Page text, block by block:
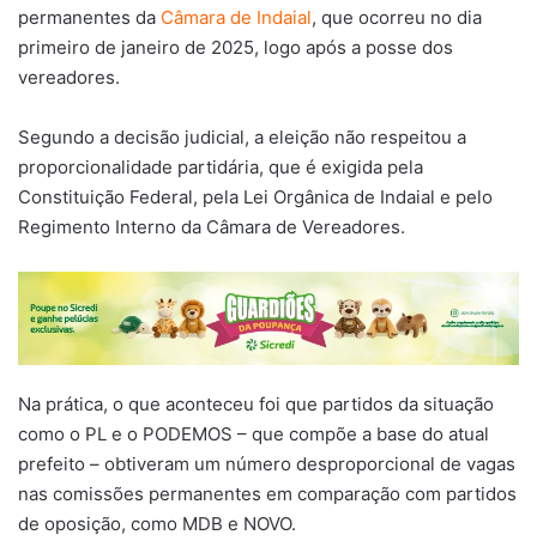
permanentes da Câmara de Indaial, que ocorreu no dia
primeiro de janeiro de 2025, logo após a posse dos
vereadores.
Segundo a decisão judicial, a eleição não respeitou a
proporcionalidade partidária, que é exigida pela
Constituição Federal, pela Lei Orgânica de Indaial e pelo
Regimento Interno da Câmara de Vereadores.
Na prática, o que aconteceu foi que partidos da situação
como o PL e o PODEMOS – que compõe a base do atual
prefeito – obtiveram um número desproporcional de vagas
nas comissões permanentes em comparação com partidos
de oposição, como MDB e NOVO.